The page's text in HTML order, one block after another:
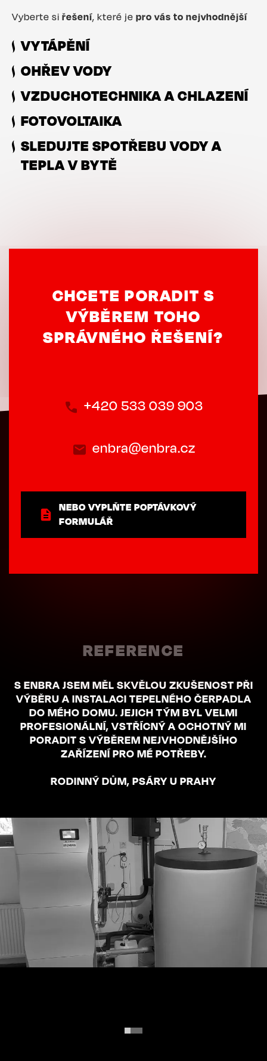
Vyberte si řešení, které je pro vás to nejvhodnější
VYTÁPĚNÍ
OHŘEV VODY
VZDUCHOTECHNIKA A CHLAZENÍ
FOTOVOLTAIKA
SLEDUJTE SPOTŘEBU VODY A
TEPLA V BYTĚ
CHCETE PORADIT S
VÝBĚREM TOHO
SPRÁVNÉHO ŘEŠENÍ?
+420 533 039 903
enbra@enbra.cz
NEBO VYPLŇTE POPTÁVKOVÝ
FORMULÁŘ
REFERENCE
S ENBRA JSEM MĚL SKVĚLOU ZKUŠENOST PŘI
VÝBĚRU A INSTALACI TEPELNÉHO ČERPADLA
DO MÉHO DOMU. JEJICH TÝM BYL VELMI
PROFESIONÁLNÍ, VSTŘÍCNÝ A OCHOTNÝ MI
PORADIT S VÝBĚREM NEJVHODNĚJŠÍHO
ZAŘÍZENÍ PRO MÉ POTŘEBY.
RODINNÝ DŮM, PSÁRY U PRAHY